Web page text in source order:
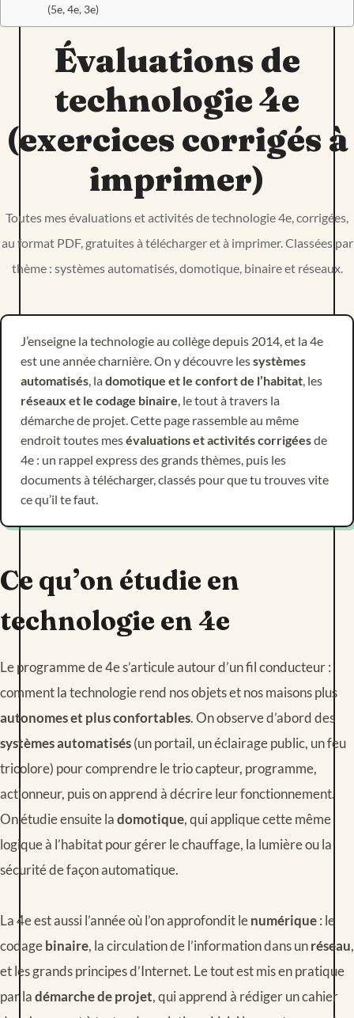
(5e, 4e, 3e)
Évaluations de
technologie 4e
(exercices corrigés à
imprimer)
Toutes mes évaluations et activités de technologie 4e, corrigées,
au format PDF, gratuites à télécharger et à imprimer. Classées par
thème : systèmes automatisés, domotique, binaire et réseaux.
J’enseigne la technologie au collège depuis 2014, et la 4e
est une année charnière. On y découvre lessystèmes
automatisés, ladomotique et le confort de l’habitat, les
réseaux et le codage binaire, le tout à travers la
démarche de projet. Cette page rassemble au même
endroit toutes mesévaluations et activités corrigéesde
4e : un rappel express des grands thèmes, puis les
documents à télécharger, classés pour que tu trouves vite
ce qu’il te faut.
Ce qu’on étudie en
technologie en 4e
Le programme de 4e s’articule autour d’un fil conducteur :
comment la technologie rend nos objets et nos maisons plus
autonomes et plus confortables. On observe d’abord des
systèmes automatisés(un portail, un éclairage public, un feu
tricolore) pour comprendre le trio capteur, programme,
actionneur, puis on apprend à décrire leur fonctionnement.
On étudie ensuite ladomotique, qui applique cette même
logique à l’habitat pour gérer le chauffage, la lumière ou la
sécurité de façon automatique.
La 4e est aussi l’année où l’on approfondit lenumérique: le
codagebinaire, la circulation de l’information dans unréseau,
et les grands principes d’Internet. Le tout est mis en pratique
par ladémarche de projet, qui apprend à rédiger un cahier